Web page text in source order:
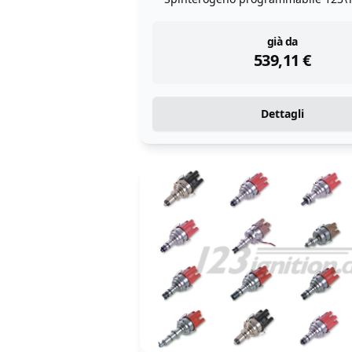
già da
539,11 €
instock
Dettagli